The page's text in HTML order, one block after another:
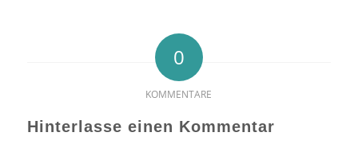
0
KOMMENTARE
Hinterlasse einen Kommentar